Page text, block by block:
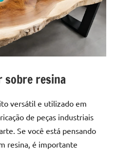
sobre resina
versátil e utilizado em
de peças industriais
Se você está pensando
resina, é importante